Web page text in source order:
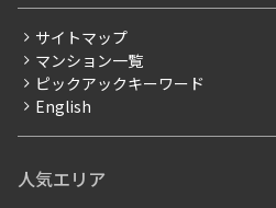
賃料改定
フリーレント
ペット可
ブランドマンション
サイトマップ
マンション一覧
ピックアックキーワード
English
人気エリア